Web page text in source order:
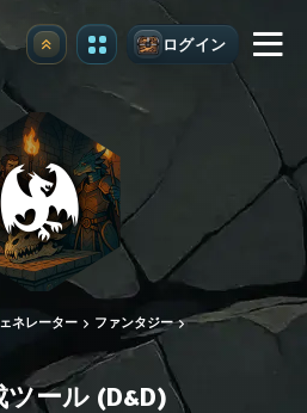
アップグレード ログイン
ネレーター ファンタジー
ール (D&D)